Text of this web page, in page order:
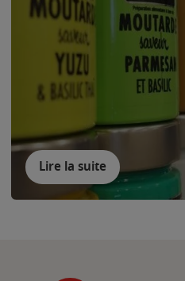
Lire la suite